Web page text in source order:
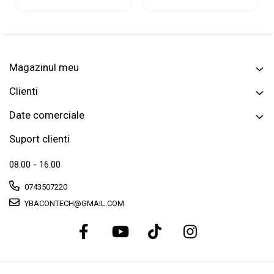
Magazinul meu
Clienti
Date comerciale
Suport clienti
08.00 - 16.00
0743507220
YBACONTECH@GMAIL.COM